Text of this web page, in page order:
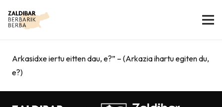
Arkasidxe iertu eitten dau, e?” – (Arkazia ihartu egiten du,
e?)